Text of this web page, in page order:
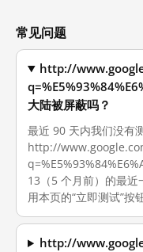
常见问题
http://
大陆被屏蔽吗？
最近 90 天内我们没有
http://
13（5 个月前）的最
用本页的“立即测试”按
http://